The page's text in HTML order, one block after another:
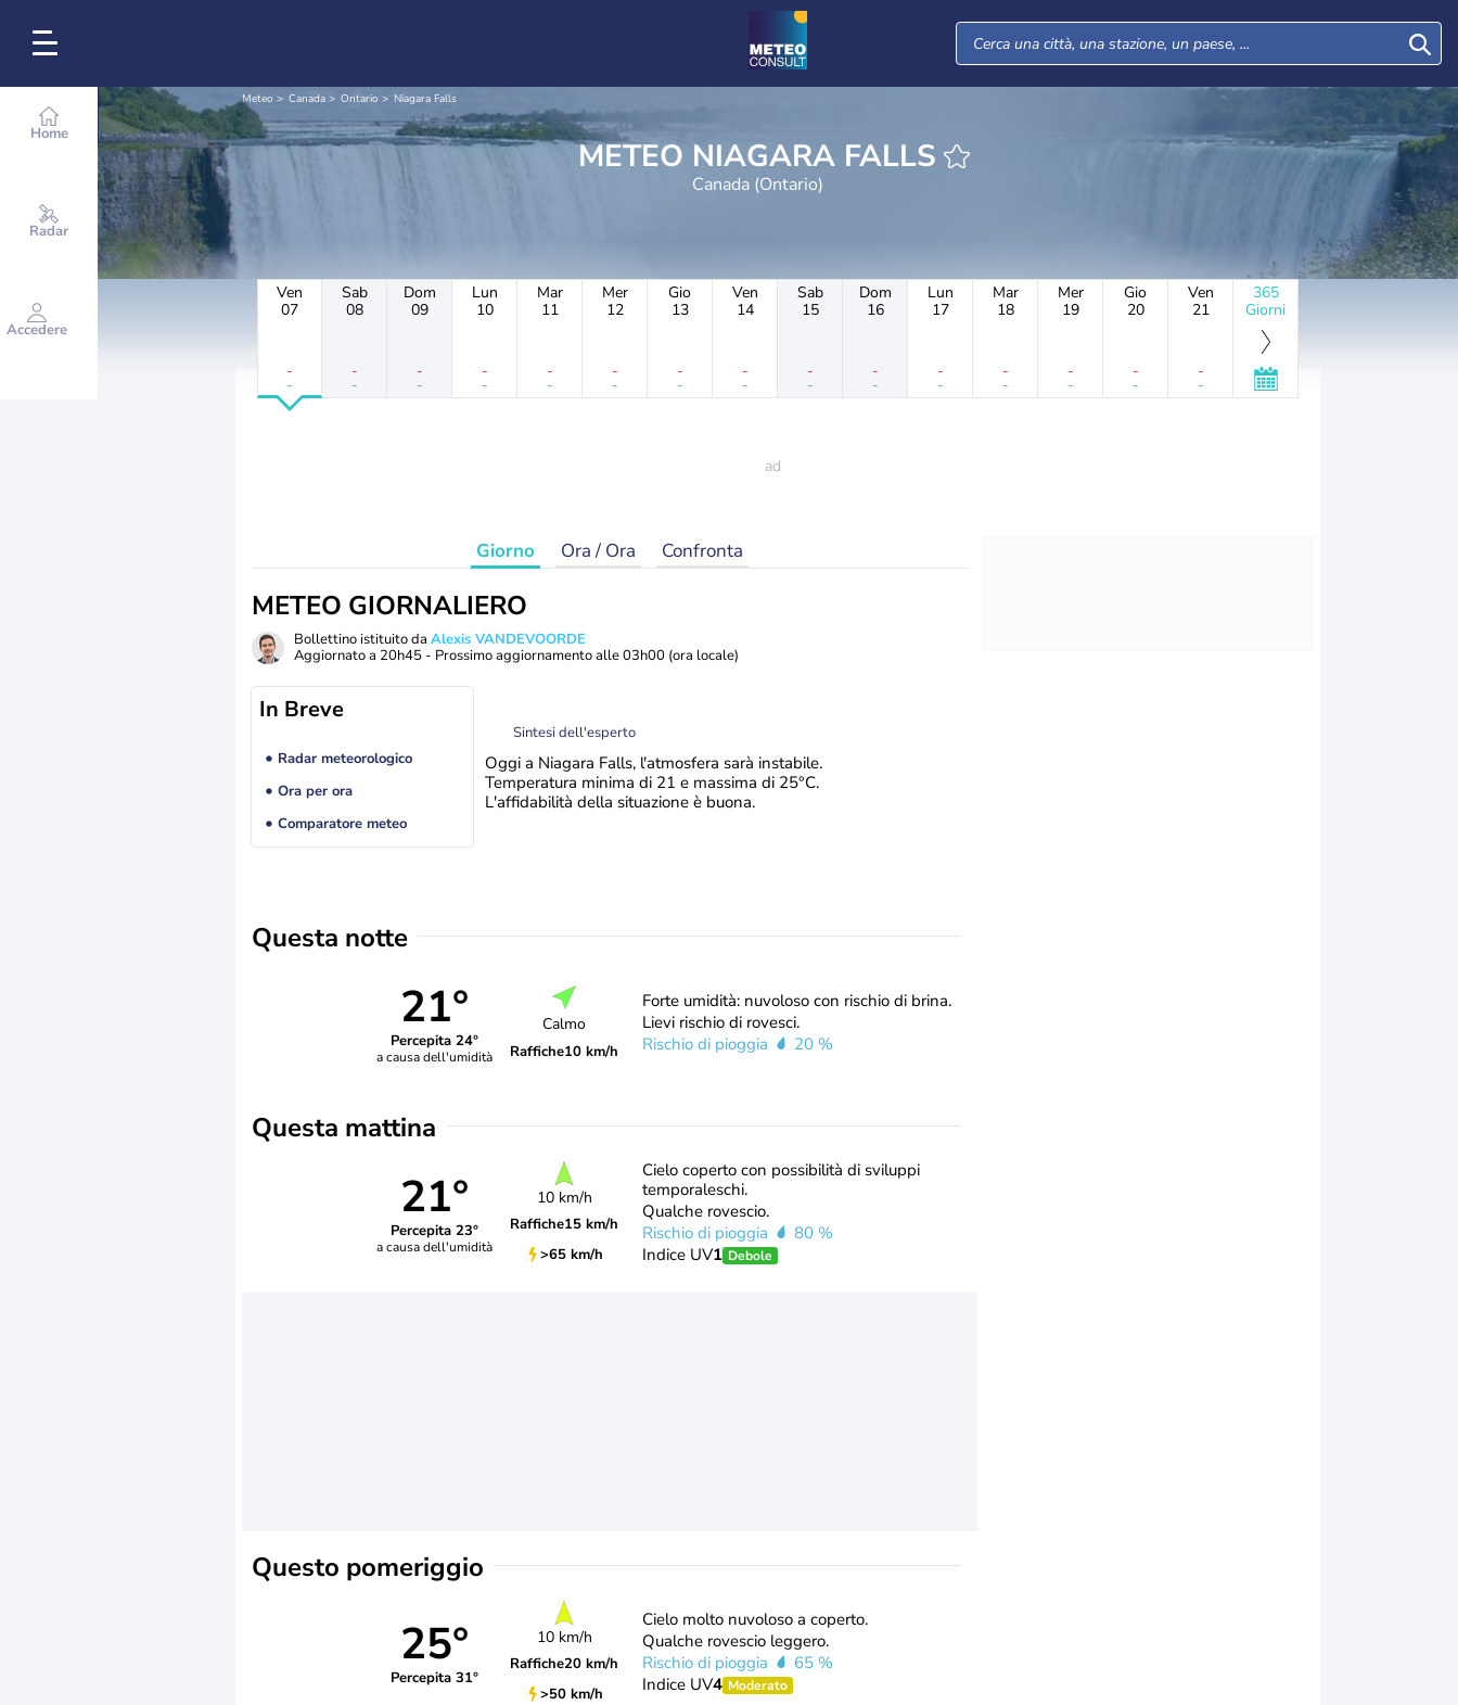
Home
Radar
Accedere
Meteo Canada Ontario Niagara Falls
METEO NIAGARA FALLS
Canada (Ontario)
Ven
07
-
-
Sab
08
-
-
Dom
09
-
-
Lun
10
-
-
Mar
11
-
-
Mer
12
-
-
Gio
13
-
-
Ven
14
-
-
Sab
15
-
-
Dom
16
-
-
Lun
17
-
-
Mar
18
-
-
Mer
19
-
-
Gio
20
-
-
Ven
21
-
-
365
Giorni
Giorno Ora / Ora Confronta
METEO GIORNALIERO
Bollettino istituito da Alexis VANDEVOORDE
Aggiornato a 20h45 - Prossimo aggiornamento alle03h00 (ora locale)
In Breve
Radar meteorologico
Ora per ora
Comparatore meteo
Sintesi dell'esperto
Oggi a Niagara Falls, l'atmosfera sarà instabile.
Temperatura minima di 21 e massima di 25°C.
L'affidabilità della situazione è buona.
Questa notte
21°
Percepita 24°
a causa dell'umidità
Calmo
Raffiche10 km/h
Forte umidità: nuvoloso con rischio di brina.
Lievi rischio di rovesci.
Rischio di pioggia
20 %
Questa mattina
21°
Percepita 23°
a causa dell'umidità
10 km/h
Raffiche15 km/h
>65 km/h
Cielo coperto con possibilità di sviluppi
temporaleschi.
Qualche rovescio.
Rischio di pioggia
80 %
Indice UV1 Debole
Questo pomeriggio
25°
Percepita 31°
10 km/h
Raffiche20 km/h
>50 km/h
Cielo molto nuvoloso a coperto.
Qualche rovescio leggero.
Rischio di pioggia
65 %
Indice UV4 Moderato